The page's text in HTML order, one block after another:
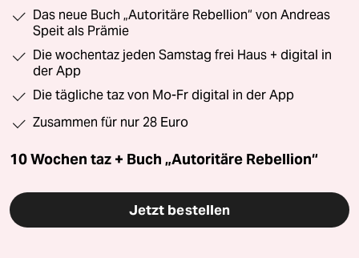
Das neue Buch „Autoritäre Rebellion“ von Andreas
Speit als Prämie
Die wochentaz jeden Samstag frei Haus + digital in
der App
Die tägliche taz von Mo-Fr digital in der App
Zusammen für nur 28 Euro
10 Wochen taz + Buch „Autoritäre Rebellion“
Jetzt bestellen